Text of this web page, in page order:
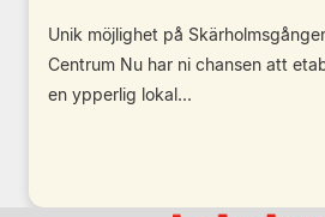
Unik möjlighet på
Centrum Nu har ni chansen att
en ypperlig lokal...